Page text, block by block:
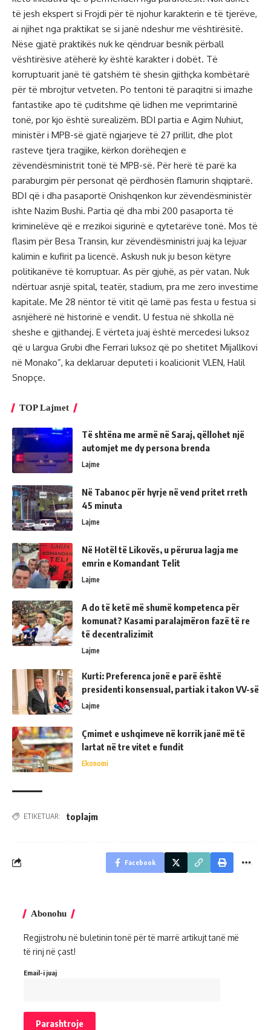
të jesh ekspert si Frojdi për të njohur karakterin e të tjerëve,
ai njihet nga praktikat se si janë ndeshur me vështirësitë.
Nëse gjatë praktikës nuk ke qëndruar besnik përball
vështirësive atëherë ky është karakter i dobët. Të
korruptuarit janë të gatshëm të shesin gjithçka kombëtarë
për të mbrojtur vetveten. Po tentoni të paraqitni si imazhe
fantastike apo të çuditshme që lidhen me veprimtarinë
tonë, por kjo është surealizëm. BDI partia e Agim Nuhiut,
ministër i MPB-së gjatë ngjarjeve të 27 prillit, dhe plot
rasteve tjera tragjike, kërkon dorëheqjen e
zëvendësministrit tonë të MPB-së. Për herë të parë ka
paraburgim për personat që përdhosën flamurin shqiptarë.
BDI që i dha pasaportë Onishqenkon kur zëvendësministër
ishte Nazim Bushi. Partia që dha mbi 200 pasaporta të
kriminelëve që e rrezikoi sigurinë e qytetarëve tonë. Mos të
flasim për Besa Transin, kur zëvendësministri juaj ka lejuar
kalimin e kufirit pa licencë. Askush nuk ju beson këtyre
politikanëve të korruptuar. As për gjuhë, as për vatan. Nuk
ndërtuar asnjë spital, teatër, stadium, pra me zero investime
kapitale. Me 28 nëntor të vitit që lamë pas festa u festua si
asnjëherë në historinë e vendit. U festua në shkolla në
sheshe e gjithandej. E vërteta juaj është mercedesi luksoz
që u largua Grubi dhe Ferrari luksoz që po shetitet Mijallkovi
në Monako”, ka deklaruar deputeti i koalicionit VLEN, Halil
Snopçe.
TOP Lajmet
Të shtëna me armë në Saraj, qëllohet një
automjet me dy persona brenda
Lajme
Në Tabanoc për hyrje në vend pritet rreth
45 minuta
Lajme
Në Hotël të Likovës, u përurua lagja me
emrin e Komandant Telit
Lajme
A do të ketë më shumë kompetenca për
komunat? Kasami paralajmëron fazë të re
të decentralizimit
Lajme
Kurti: Preferenca jonë e parë është
presidenti konsensual, partiak i takon VV-së
Lajme
Çmimet e ushqimeve në korrik janë më të
lartat në tre vitet e fundit
Ekonomi
ETIKETUAR: toplajm
Facebook
Abonohu
Regjistrohu në buletinin tonë për të marrë artikujt tanë më
të rinj në çast!
Email-i juaj